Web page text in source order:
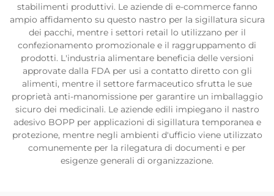
stabilimenti produttivi. Le aziende di e-commerce fanno
ampio affidamento su questo nastro per la sigillatura sicura
dei pacchi, mentre i settori retail lo utilizzano per il
confezionamento promozionale e il raggruppamento di
prodotti. L'industria alimentare beneficia delle versioni
approvate dalla FDA per usi a contatto diretto con gli
alimenti, mentre il settore farmaceutico sfrutta le sue
proprietà anti-manomissione per garantire un imballaggio
sicuro dei medicinali. Le aziende edili impiegano il nastro
adesivo BOPP per applicazioni di sigillatura temporanea e
protezione, mentre negli ambienti d'ufficio viene utilizzato
comunemente per la rilegatura di documenti e per
esigenze generali di organizzazione.